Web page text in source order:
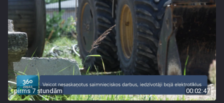
pirms 7 stundām 00:02:47